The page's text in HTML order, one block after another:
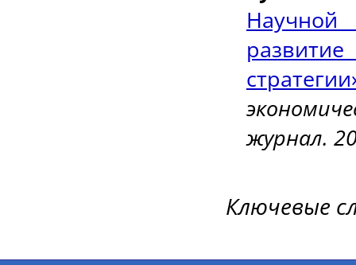
журнал.
Ключевые